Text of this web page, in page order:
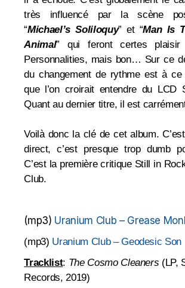
très influencé par la scène
“Michael’s Soliloquy” et “Man Is
Animal” qui feront certes plaisir
Personnalities, mais bon… Sur ce
du changement de rythme est à ce
que l’on croirait entendre du LCD
Quant au dernier titre, il est
Voilà donc la clé de cet album.
direct, c’est presque trop dumb
C’est la première critique Still in
Club.
(mp3) Uranium Club – Grease
(mp3) Uranium Club – Geodesic Son
Tracklist: The Cosmo Cleaners (LP,
Records, 2019)